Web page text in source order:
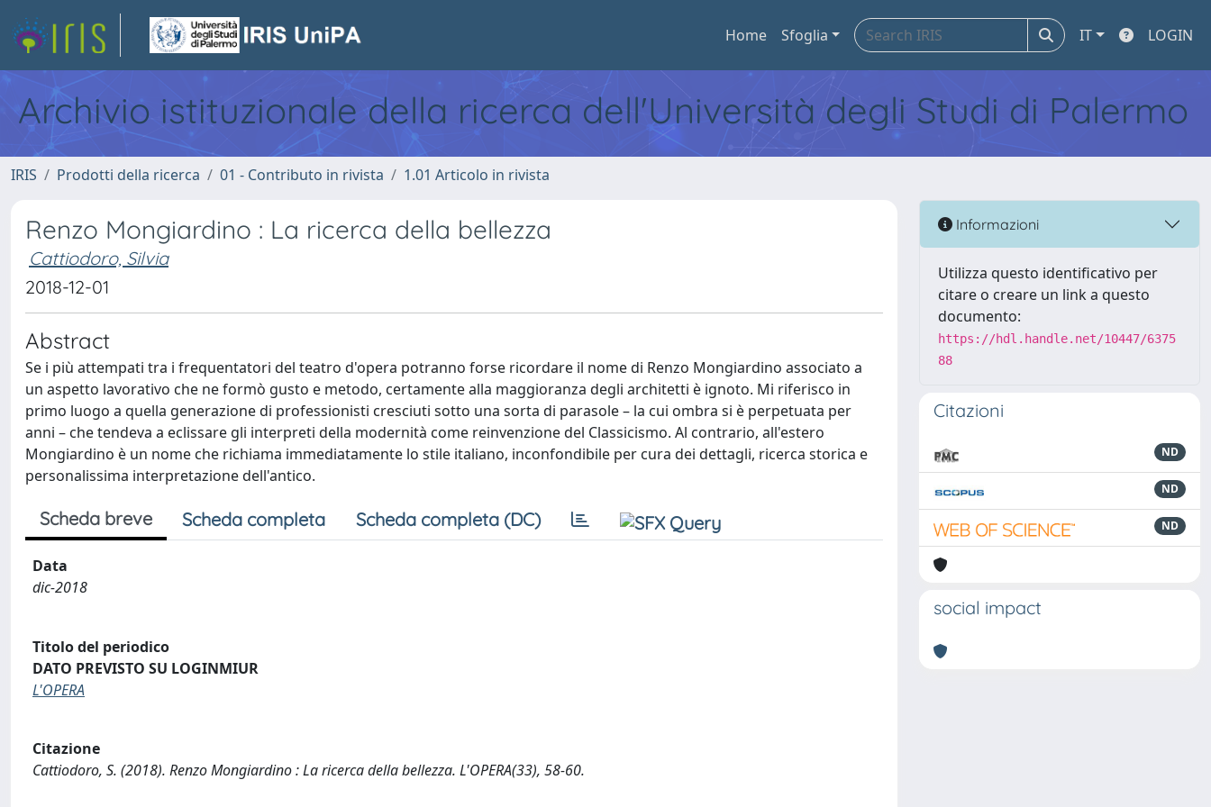
Home Sfoglia IT LOGIN
Archivio istituzionale della ricerca dell'Università degli Studi di Palermo
IRIS Prodotti della ricerca 01 - Contributo in rivista 1.01 Articolo in rivista
Renzo Mongiardino : La ricerca della bellezza
Cattiodoro, Silvia
2018-12-01
Abstract
Se i più attempati tra i frequentatori del teatro d'opera potranno forse ricordare il nome di Renzo Mongiardino associato a
un aspetto lavorativo che ne formò gusto e metodo, certamente alla maggioranza degli architetti è ignoto. Mi riferisco in
primo luogo a quella generazione di professionisti cresciuti sotto una sorta di parasole – la cui ombra si è perpetuata per
anni – che tendeva a eclissare gli interpreti della modernità come reinvenzione del Classicismo. Al contrario, all'estero
Mongiardino è un nome che richiama immediatamente lo stile italiano, inconfondibile per cura dei dettagli, ricerca storica e
personalissima interpretazione dell'antico.
Scheda breve Scheda completa Scheda completa (DC)
Data
dic-2018
Titolo del periodico
DATO PREVISTO SU LOGINMIUR
L'OPERA
Citazione
Cattiodoro, S. (2018). Renzo Mongiardino : La ricerca della bellezza. L'OPERA(33), 58-60.
Informazioni
Utilizza questo identificativo per
citare o creare un link a questo
documento:
https://hdl.handle.net/10447/6375
88
Citazioni
ND
ND
ND
social impact